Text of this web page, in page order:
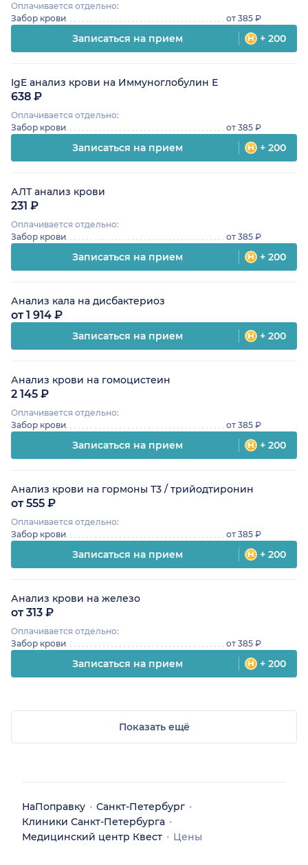
Оплачивается отдельно:
Забор крови
от 385 ₽
Записаться на прием + 200
IgE анализ крови на Иммуноглобулин Е
638 ₽
Оплачивается отдельно:
Забор крови
от 385 ₽
Записаться на прием + 200
АЛТ анализ крови
231 ₽
Оплачивается отдельно:
Забор крови
от 385 ₽
Записаться на прием + 200
Анализ кала на дисбактериоз
от 1 914 ₽
Записаться на прием + 200
Анализ крови на гомоцистеин
2 145 ₽
Оплачивается отдельно:
Забор крови
от 385 ₽
Записаться на прием + 200
Анализ крови на гормоны Т3 / трийодтиронин
от 555 ₽
Оплачивается отдельно:
Забор крови
от 385 ₽
Записаться на прием + 200
Анализ крови на железо
от 313 ₽
Оплачивается отдельно:
Забор крови
от 385 ₽
Записаться на прием + 200
Показать ещё
НаПоправку
Санкт-Петербург
Клиники Санкт-Петербурга
Медицинский центр Квест
Цены